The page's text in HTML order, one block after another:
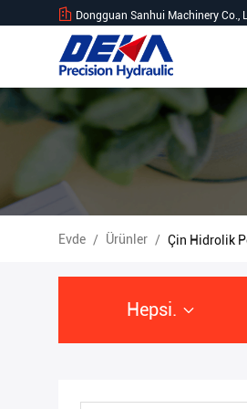
Dongguan Sanhui Machinery Co.,
Evde / Ürünler / Çin Hidrolik
Hepsi.